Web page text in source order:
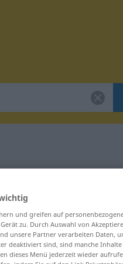
und greifen auf
zu. Durch Auswahl von
unsere Partner verarbeiten Daten,
deaktiviert sind, sind manche
dieses Menü jederzeit wieder